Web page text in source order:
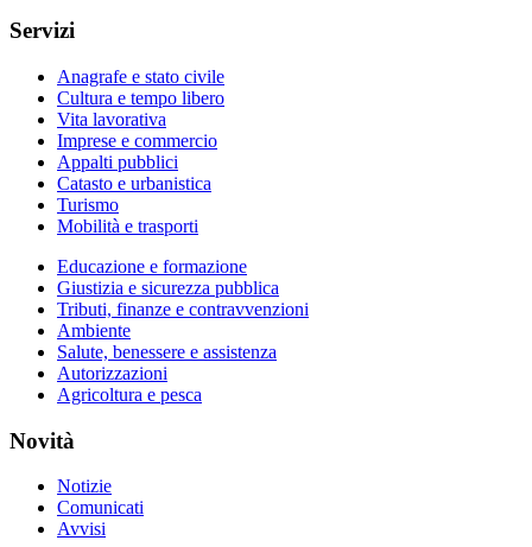
Servizi
Anagrafe e stato civile
Cultura e tempo libero
Vita lavorativa
Imprese e commercio
Appalti pubblici
Catasto e urbanistica
Turismo
Mobilità e trasporti
Educazione e formazione
Giustizia e sicurezza pubblica
Tributi, finanze e contravvenzioni
Ambiente
Salute, benessere e assistenza
Autorizzazioni
Agricoltura e pesca
Novità
Notizie
Comunicati
Avvisi